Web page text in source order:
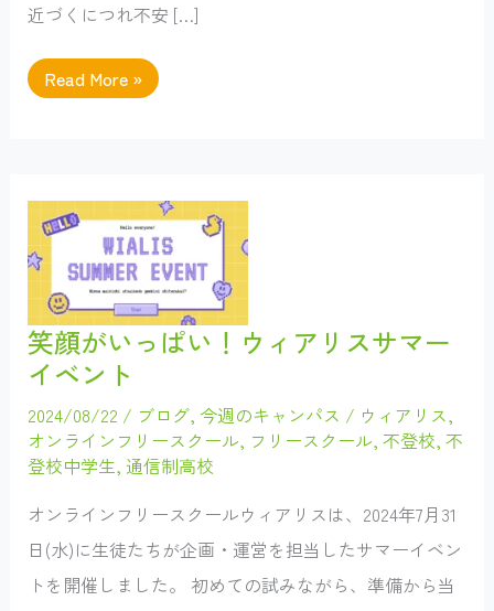
近づくにつれ不安 […]
【2024
夏
子】
不
登
校
生
徒
に
向
け
た
サ
ポ
ー
ト
Read More »
笑顔がいっぱい！ウィアリスサマー
イベント
2024/08/22 / ブログ, 今週のキャンパス / ウィアリス,
オンラインフリースクール, フリースクール, 不登校, 不
登校中学生, 通信制高校
オンラインフリースクールウィアリスは、2024年7月31
日(水)に生徒たちが企画・運営を担当したサマーイベン
トを開催しました。 初めての試みながら、準備から当